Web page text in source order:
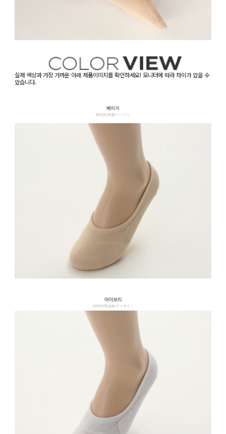
실제 색상과 가장 가까운 아래 제품이미지를 확인하세요! 모니터에 따라 차이가 있을 수
있습니다.